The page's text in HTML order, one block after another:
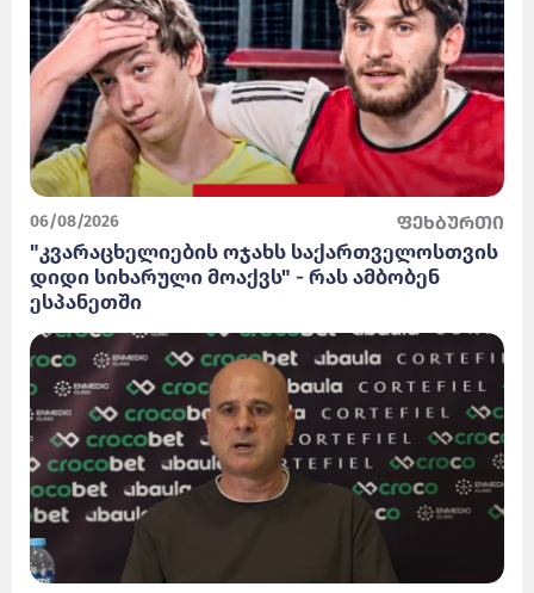
06/08/2026 ფეხბურთი
"კვარაცხელიების ოჯახს საქართველოსთვის
დიდი სიხარული მოაქვს" - რას ამბობენ
ესპანეთში